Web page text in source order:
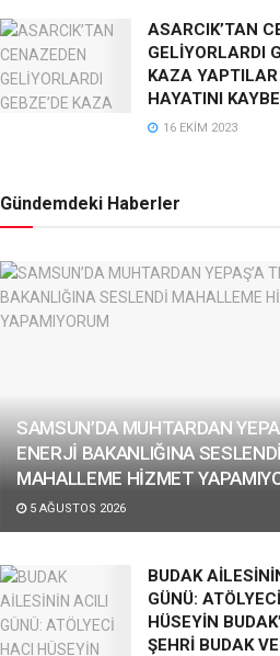
ASARCIK’TAN
GELİYORLARDI
KAZA YAPTILAR
HAYATINI
16 EKIM 2023
Gündemdeki Haberler
SAMSUN’DA MUHTARDAN
ENERJİ BAKANLIĞINA SESLENDİ
MAHALLEME HİZMET
5 AĞUSTOS 2026
BUDAK
GÜNÜ:
HÜSEYİN
ŞEHRİ BUDAK